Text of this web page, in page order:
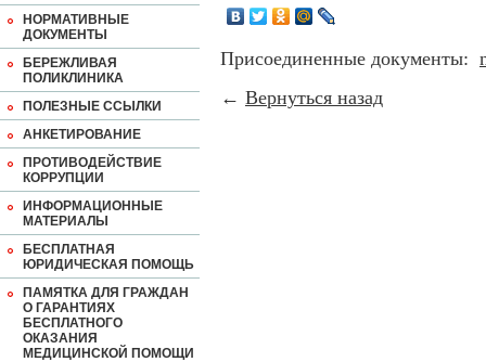
НОРМАТИВНЫЕ
ДОКУМЕНТЫ
БЕРЕЖЛИВАЯ
ПОЛИКЛИНИКА
ПОЛЕЗНЫЕ ССЫЛКИ
АНКЕТИРОВАНИЕ
ПРОТИВОДЕЙСТВИЕ
КОРРУПЦИИ
ИНФОРМАЦИОННЫЕ
МАТЕРИАЛЫ
БЕСПЛАТНАЯ
ЮРИДИЧЕСКАЯ ПОМОЩЬ
ПАМЯТКА ДЛЯ ГРАЖДАН
О ГАРАНТИЯХ
БЕСПЛАТНОГО
ОКАЗАНИЯ
МЕДИЦИНСКОЙ ПОМОЩИ
Присоединенные документы:
← Вернуться назад